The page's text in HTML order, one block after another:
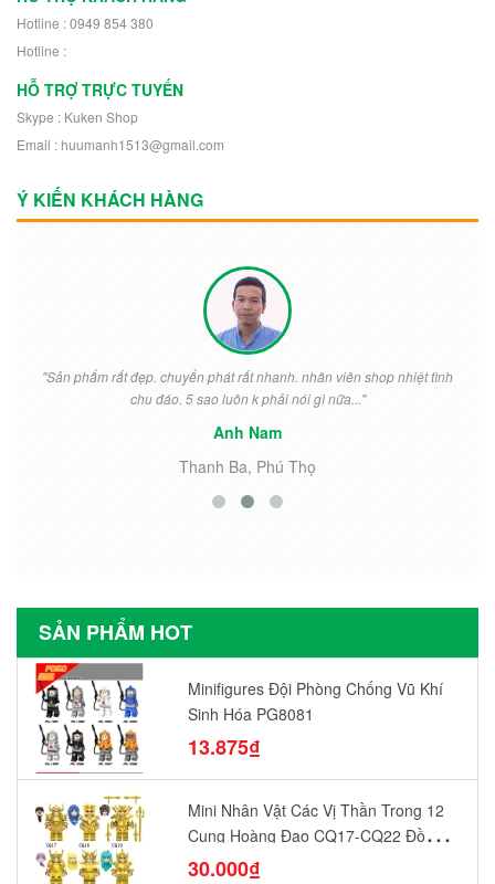
Hotline : 0949 854 380
Hotline :
HỖ TRỢ TRỰC TUYẾN
Skype : Kuken Shop
Email : huumanh1513@gmail.com
Ý KIẾN KHÁCH HÀNG
"Sản phẩm rất đẹp. chuyển phát rất nhanh. nhân viên shop nhiệt tình
chu đáo. 5 sao luôn k phải nói gì nữa..."
Anh Nam
Thanh Ba, Phú Thọ
SẢN PHẨM HOT
Minifigures Đội Phòng Chống Vũ Khí
Sinh Hóa PG8081
13.875₫
Mini Nhân Vật Các Vị Thần Trong 12
Cung Hoàng Đạo CQ17-CQ22 Đồ
Chơi Lắp Ráp Mô Hình Yêu Thích
30.000₫